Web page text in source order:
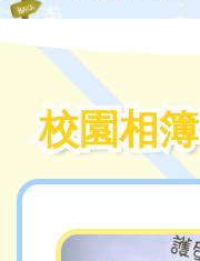
校園相簿
校園相簿